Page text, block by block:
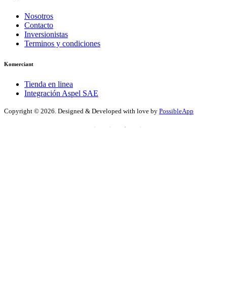
Nosotros
Contacto
Inversionistas
Terminos y condiciones
Komerciant
Tienda en linea
Integración Aspel SAE
Copyright © 2026. Designed & Developed with love by PossibleApp